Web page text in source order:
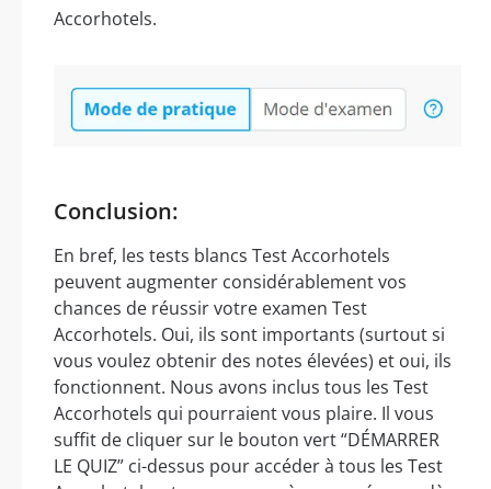
Accorhotels.
Conclusion:
En bref, les tests blancs Test Accorhotels
peuvent augmenter considérablement vos
chances de réussir votre examen Test
Accorhotels. Oui, ils sont importants (surtout si
vous voulez obtenir des notes élevées) et oui, ils
fonctionnent. Nous avons inclus tous les Test
Accorhotels qui pourraient vous plaire. Il vous
suffit de cliquer sur le bouton vert “DÉMARRER
LE QUIZ” ci-dessus pour accéder à tous les Test